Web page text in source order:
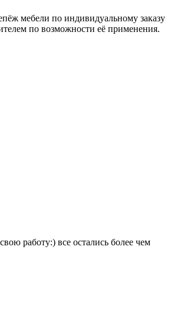
мебели по индивидуальному заказу
по возможности её применения.
работу:) все остались более чем